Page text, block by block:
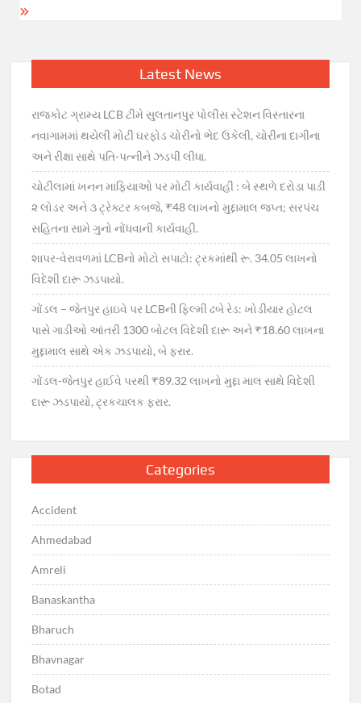
Latest News
રાજકોટ ગ્રામ્ય LCB ટીમે સુલતાનપુર પોલીસ સ્ટેશન વિસ્તારના
નવાગામમાં થયેલી મોટી ઘરફોડ ચોરીનો ભેદ ઉકેલી, ચોરીના દાગીના
અને રીક્ષા સાથે પતિ-પત્નીને ઝડપી લીધા.
ચોટીલામાં ખનન માફિયાઓ પર મોટી કાર્યવાહી : બે સ્થળે દરોડા પાડી
૨ લોડર અને ૩ ટ્રેક્ટર કબજે, ₹48 લાખનો મુદ્દામાલ જપ્ત; સરપંચ
સહિતના સામે ગુનો નોંધવાની કાર્યવાહી.
શાપર-વેરાવળમાં LCBનો મોટો સપાટો: ટ્રકમાંથી રૂ. 34.05 લાખનો
વિદેશી દારૂ ઝડપાયો.
ગોંડલ – જેતપુર હાઇવે પર LCBની ફિલ્મી ઢબે રેડ: ખોડીયાર હોટલ
પાસે ગાડીઓ આંતરી 1300 બોટલ વિદેશી દારૂ અને ₹18.60 લાખના
મુદ્દામાલ સાથે એક ઝડપાયો, બે ફરાર.
ગોંડલ-જેતપુર હાઈવે પરથી ₹89.32 લાખનો મુદ્દા માલ સાથે વિદેશી
દારૂ ઝડપાયો, ટ્રકચાલક ફરાર.
Categories
Accident
Ahmedabad
Amreli
Banaskantha
Bharuch
Bhavnagar
Botad